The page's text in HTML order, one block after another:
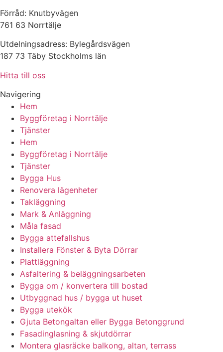
Förråd: Knutbyvägen
761 63 Norrtälje
Utdelningsadress: Bylegårdsvägen
187 73 Täby Stockholms län
Hitta till oss
Navigering
Hem
Byggföretag i Norrtälje
Tjänster
Hem
Byggföretag i Norrtälje
Tjänster
Bygga Hus
Renovera lägenheter
Takläggning
Mark & Anläggning
Måla fasad
Bygga attefallshus
Installera Fönster & Byta Dörrar
Plattläggning
Asfaltering & beläggningsarbeten
Bygga om / konvertera till bostad
Utbyggnad hus / bygga ut huset
Bygga utekök
Gjuta Betongaltan eller Bygga Betonggrund
Fasadinglasning & skjutdörrar
Montera glasräcke balkong, altan, terrass